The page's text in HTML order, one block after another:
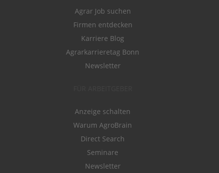
Agrar Job suchen
Firmen entdecken
Karriere Blog
Agrarkarrieretag Bonn
Newsletter
Anzeige schalten
Warum AgroBrain
Direct Search
Seminare
Newsletter